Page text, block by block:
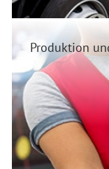
Produktion